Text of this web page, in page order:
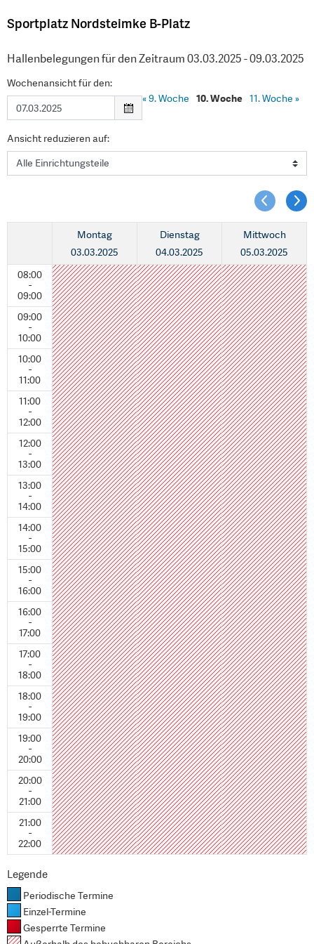
Sportplatz Nordsteimke B-Platz
Hallenbelegungen für den Zeitraum 03.03.2025 - 09.03.2025
Wochenansicht für den:
«9. Woche 10. Woche 11. Woche »
Ansicht reduzieren auf:
08:00
-
09:00
09:00
-
10:00
10:00
-
11:00
11:00
-
12:00
12:00
-
13:00
13:00
-
14:00
14:00
-
15:00
15:00
-
16:00
16:00
-
17:00
17:00
-
18:00
18:00
-
19:00
19:00
-
20:00
20:00
-
21:00
21:00
-
22:00
Montag
03.03.2025
Dienstag
04.03.2025
Mittwoch
05.03.2025
Legende
Periodische Termine
Einzel-Termine
Gesperrte Termine